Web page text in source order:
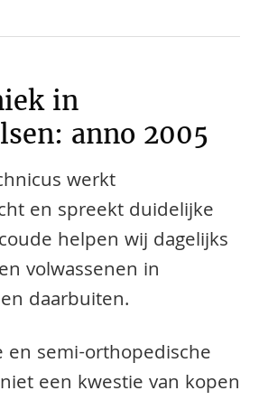
in
anno 2005
werkt
en spreekt duidelijke
helpen wij dagelijks
volwassenen in
daarbuiten.
en semi-orthopedische
een kwestie van kopen